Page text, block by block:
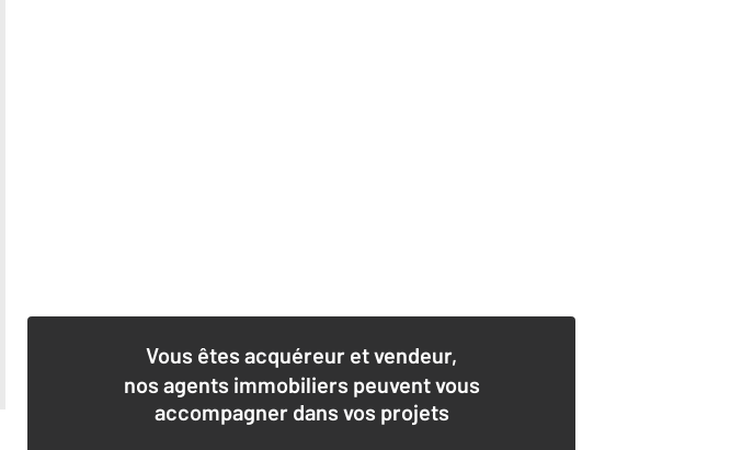
Vous êtes acquéreur et vendeur,
nos agents immobiliers peuvent vous
accompagner dans vos projets